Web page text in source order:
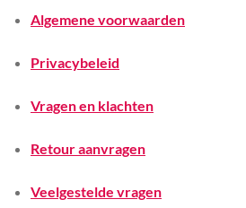
Algemene voorwaarden
Privacybeleid
Vragen en klachten
Retour aanvragen
Veelgestelde vragen